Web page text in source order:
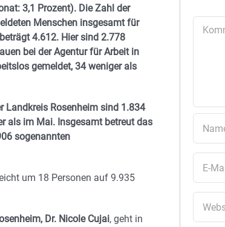
3,1 Prozent). Die Zahl der
Menschen insgesamt für
4.612. Hier sind 2.778
bei der Agentur für Arbeit in
gemeldet, 34 weniger als
Landkreis Rosenheim sind 1.834
als im Mai. Insgesamt betreut das
sogenannten
um 18 Personen auf 9.935
Dr. Nicole Cujai, geht in